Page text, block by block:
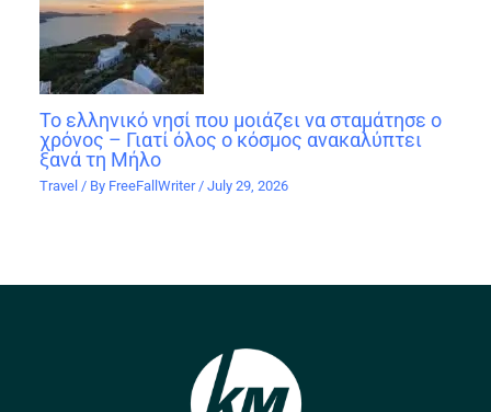
Το ελληνικό νησί που μοιάζει να σταμάτησε ο
χρόνος – Γιατί όλος ο κόσμος ανακαλύπτει
ξανά τη Μήλο
Travel / By FreeFallWriter/July 29, 2026